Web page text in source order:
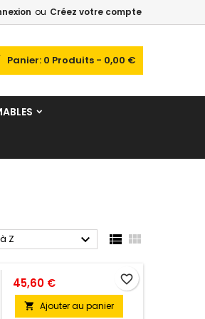
ou Créez votre compte
Panier: 0 Produits - 0,00 €
Z   
45,60 €
 Ajouter au panier
favorite_border